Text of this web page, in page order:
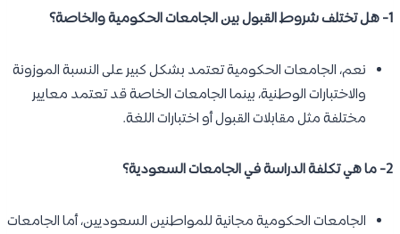
1- هل تختلف شروط القبول بين الجامعات الحكومية والخاصة؟
نعم، الجامعات الحكومية تعتمد بشكل كبير على النسبة الموزونة
والاختبارات الوطنية، بينما الجامعات الخاصة قد تعتمد معايير
مختلفة مثل مقابلات القبول أو اختبارات اللغة.
2- ما هي تكلفة الدراسة في الجامعات السعودية؟
الجامعات الحكومية مجانية للمواطنين السعوديين، أما الجامعات